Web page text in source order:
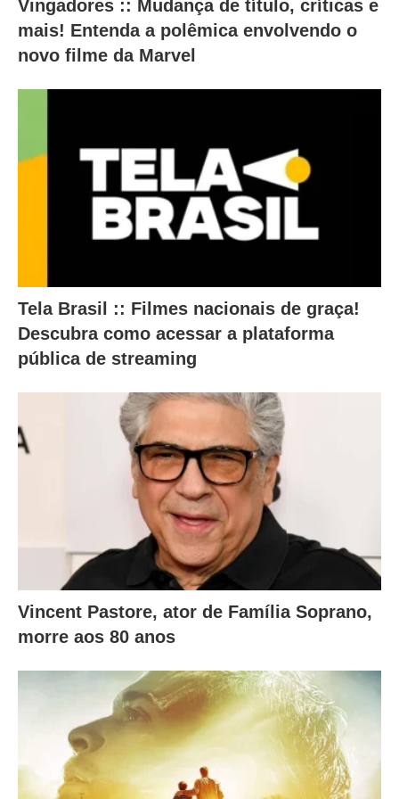
t
e
ú
d
b
.
Vingadores :: Mudança de título, críticas e
mais! Entenda a polêmica envolvendo o
novo filme da Marvel
Tela Brasil :: Filmes nacionais de graça!
Descubra como acessar a plataforma
pública de streaming
Vincent Pastore, ator de Família Soprano,
morre aos 80 anos